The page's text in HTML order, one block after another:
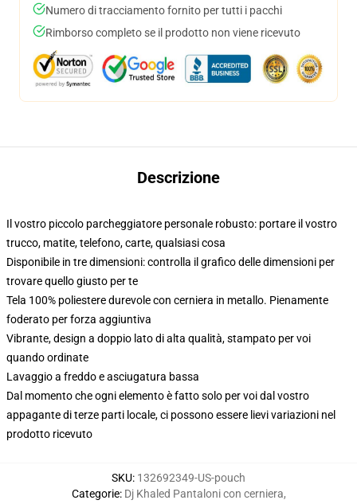
Numero di tracciamento fornito per tutti i pacchi
Rimborso completo se il prodotto non viene ricevuto
Descrizione
Il vostro piccolo parcheggiatore personale robusto: portare il vostro
trucco, matite, telefono, carte, qualsiasi cosa
Disponibile in tre dimensioni: controlla il grafico delle dimensioni per
trovare quello giusto per te
Tela 100% poliestere durevole con cerniera in metallo. Pienamente
foderato per forza aggiuntiva
Vibrante, design a doppio lato di alta qualità, stampato per voi
quando ordinate
Lavaggio a freddo e asciugatura bassa
Dal momento che ogni elemento è fatto solo per voi dal vostro
appagante di terze parti locale, ci possono essere lievi variazioni nel
prodotto ricevuto
SKU: 132692349-US-pouch
Categorie: Dj Khaled Pantaloni con cerniera,